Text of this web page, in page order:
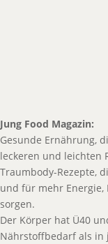
Jung Food Magazin:
Gesunde Ernährung,
leckeren und leichten
Traumbody-Rezepte,
und für mehr
sorgen.
Der Körper hat Ü40
Nährstoffbedarf als in